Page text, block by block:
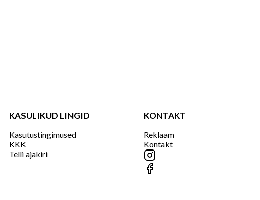
KASULIKUD LINGID
Kasutustingimused
KKK
Telli ajakiri
KONTAKT
Reklaam
Kontakt